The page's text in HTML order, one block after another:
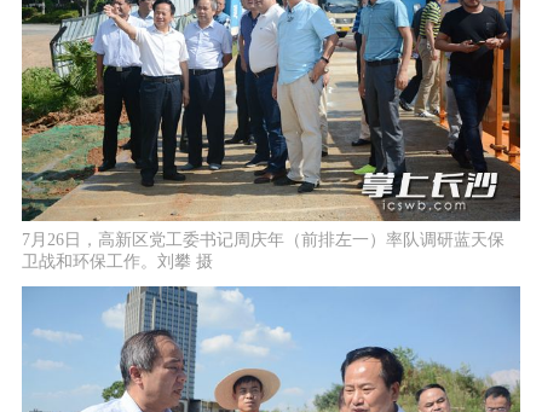
7月26日，高新区党工委书记周庆年（前排左一）率队调研蓝天保
卫战和环保工作。刘攀 摄